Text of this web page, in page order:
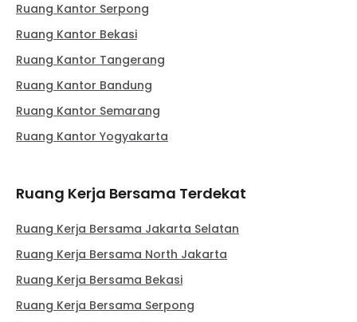
Ruang Kantor Serpong
Ruang Kantor Bekasi
Ruang Kantor Tangerang
Ruang Kantor Bandung
Ruang Kantor Semarang
Ruang Kantor Yogyakarta
Ruang Kerja Bersama Terdekat
Ruang Kerja Bersama Jakarta Selatan
Ruang Kerja Bersama North Jakarta
Ruang Kerja Bersama Bekasi
Ruang Kerja Bersama Serpong